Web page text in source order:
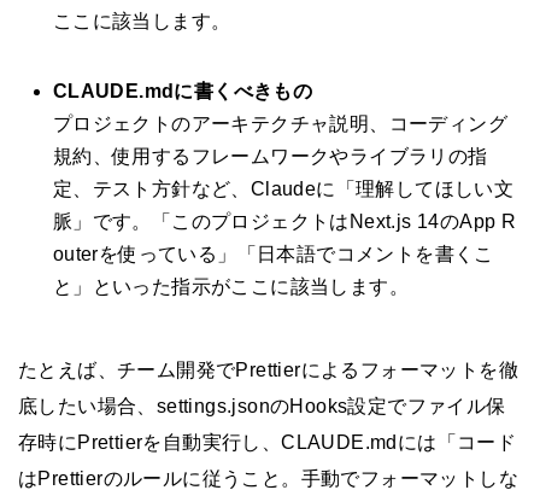
ここに該当します。
CLAUDE.mdに書くべきもの
プロジェクトのアーキテクチャ説明、コーディング
規約、使用するフレームワークやライブラリの指
定、テスト方針など、Claudeに「理解してほしい文
脈」です。「このプロジェクトはNext.js 14のApp R
outerを使っている」「日本語でコメントを書くこ
と」といった指示がここに該当します。
たとえば、チーム開発でPrettierによるフォーマットを徹
底したい場合、settings.jsonのHooks設定でファイル保
存時にPrettierを自動実行し、CLAUDE.mdには「コード
はPrettierのルールに従うこと。手動でフォーマットしな